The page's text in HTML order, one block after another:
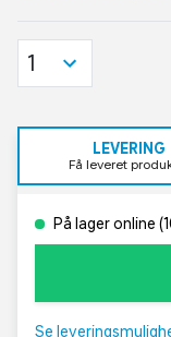
1
LEVERING
Få leveret
På lager online
Se